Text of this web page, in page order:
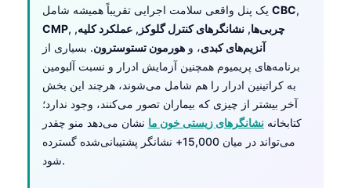
CBC,
CMP, چربی‌ها, نشانگرهای کنترل گلوکز , عملکرد کلیه,
آنزیم‌های کبدی، و هورمون تستوسترون. بسیاری از
برنامه‌های پریمیوم همچنین آزمایش ادرار و نسبت آلبومین
به کراتینین ادرار را هم شامل می‌شوند، هرچند این بخش
آخر بیشتر از چیزی که بیماران تصور می‌کنند، وجود ندارد؛
کتابخانه نشانگرهای زیستی خون ما نشان می‌دهد منو چقدر
می‌تواند در میان 15,000+ نشانگر پشتیبانی‌شده گسترده
شود.